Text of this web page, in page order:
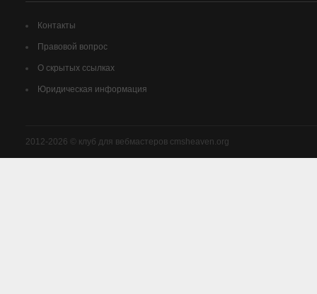
Контакты
Правовой вопрос
О скрытых ссылках
Юридическая информация
2012-2026 © клуб для вебмастеров cmsheaven.org